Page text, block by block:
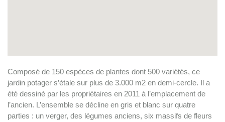
Composé de 150 espèces de plantes dont 500 variétés, ce
jardin potager s’étale sur plus de 3.000 m2 en demi-cercle. Il a
été dessiné par les propriétaires en 2011 à l’emplacement de
l’ancien. L’ensemble se décline en gris et blanc sur quatre
parties : un verger, des légumes anciens, six massifs de fleurs